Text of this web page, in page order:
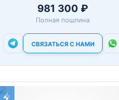
981 300 ₽
Полная пошлина
СВЯЗАТЬСЯ С НАМИ